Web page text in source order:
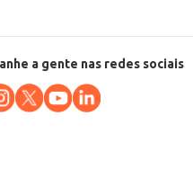
a gente nas redes sociais